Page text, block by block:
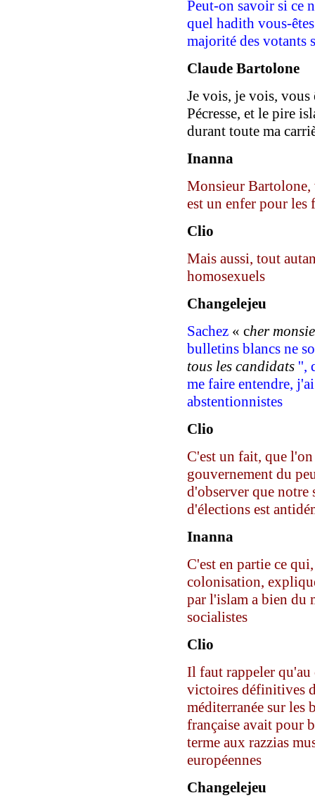
Peut-on savoir si ce
quel hadith vous-
majorité des votants
Claude Bartolone
Je vois, je vois, vous
Pécresse, et le pire
durant toute ma
Inanna
Monsieur Bartolone,
est un enfer pour les
Clio
Mais aussi, tout
homosexuels
Changelejeu
Sachez « cher
bulletins blancs ne
tous les candidats '',
me faire entendre, j'ai
abstentionnistes
Clio
C'est un fait, que
gouvernement du
d'observer que notre
d'élections est
Inanna
C'est en partie ce
colonisation,
par l'islam a bien du
socialistes
Clio
Il faut rappeler qu'au
victoires définitives
méditerranée sur les
française avait pour
terme aux razzias
européennes
Changelejeu